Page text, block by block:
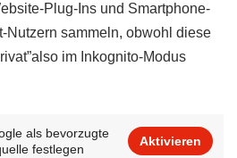
Plug-Ins und Smartphone-
Nutzern sammeln, obwohl diese
im Inkognito-Modus
als bevorzugte
festlegen
Aktivieren